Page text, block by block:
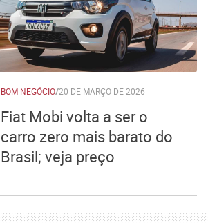
BOM NEGÓCIO/20 DE MARÇO DE 2026
Fiat Mobi volta a ser o
carro zero mais barato do
Brasil; veja preço